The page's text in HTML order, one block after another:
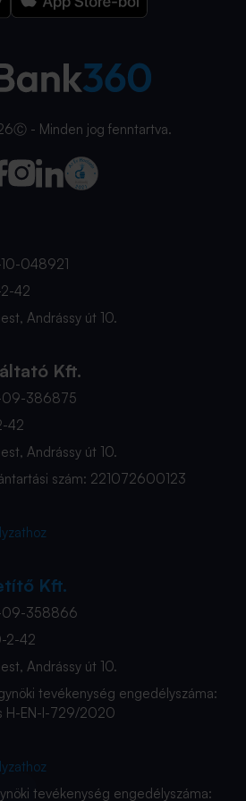
- Minden jog fenntartva.
048921
42
Andrássy út 10.
Kft.
09-386875
42
Andrássy út 10.
szám: 221072600123
Kft.
09-358866
2-42
Andrássy út 10.
tevékenység engedélyszáma:
H-EN-I-729/2020
tevékenység engedélyszáma: